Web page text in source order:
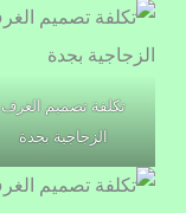
تكلفة تصميم الغرف
الزجاجية بجدة